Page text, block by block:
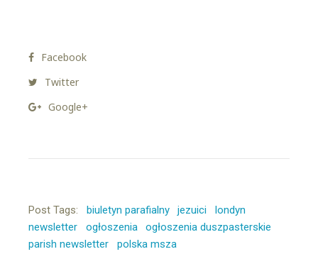
Facebook
Twitter
Google+
Post Tags: biuletyn parafialny jezuici
londyn
newsletter
ogłoszenia
ogłoszenia duszpasterskie
parish newsletter
polska msza